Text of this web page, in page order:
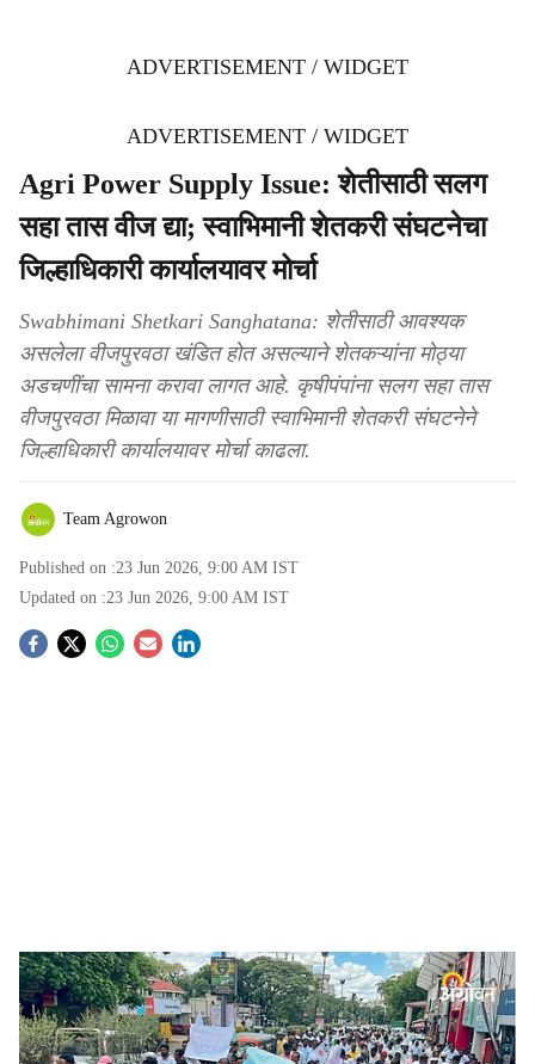
ADVERTISEMENT / WIDGET
ADVERTISEMENT / WIDGET
Agri Power Supply Issue: शेतीसाठी सलग
सहा तास वीज द्या; स्वाभिमानी शेतकरी संघटनेचा
जिल्हाधिकारी कार्यालयावर मोर्चा
Swabhimani Shetkari Sanghatana: शेतीसाठी आवश्यक
असलेला वीजपुरवठा खंडित होत असल्याने शेतकऱ्यांना मोठ्या
अडचणींचा सामना करावा लागत आहे. कृषीपंपांना सलग सहा तास
वीजपुरवठा मिळावा या मागणीसाठी स्वाभिमानी शेतकरी संघटनेने
जिल्हाधिकारी कार्यालयावर मोर्चा काढला.
Team Agrowon
Published on :23 Jun 2026, 9:00 AM IST
Updated on :23 Jun 2026, 9:00 AM IST
S
h
a
Swabhimani Shetkari Sanghatana protest-Agrowon
Rural Electricity Crisis:भीमा नदीकाठच्या शेतकऱ्यांना सलग
सहा तास आणि संपूर्ण सोलापूर जिल्ह्यात कृषिपंपांसाठी आठ तास